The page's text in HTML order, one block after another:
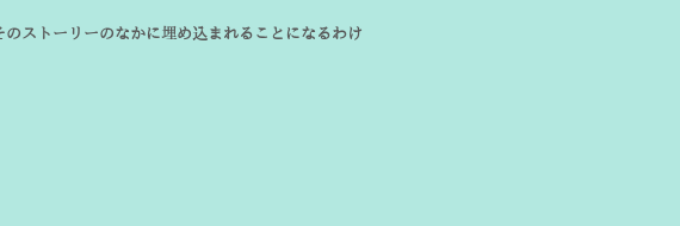
ストーリーのなかに埋め込まれることになるわけ